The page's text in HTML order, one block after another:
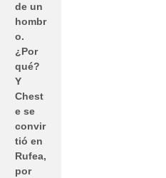
de un
hombr
o.
¿Por
qué?
Y
Chest
e se
convir
tió en
Rufea,
por